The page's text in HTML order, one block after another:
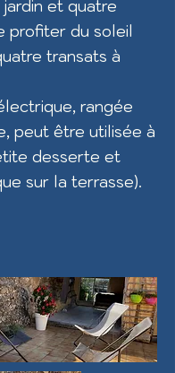
et quatre
profiter du soleil
transats à
rangée
peut être utilisée à
desserte et
sur la terrasse).